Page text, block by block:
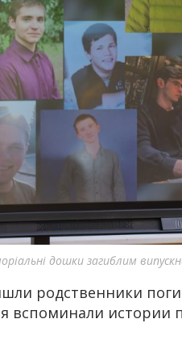
дошки загиблим
родственники
вспоминали истории